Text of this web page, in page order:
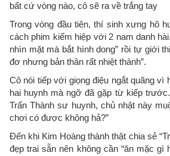
bất cứ vòng nào, cô sẽ ra về trắng tay
Trong vòng đầu tiên, thí sinh xưng hô
cách phim kiếm hiệp với 2 nam danh
nhìn mặt mà bắt hình dong” rồi tự giới
đơ nhưng bản thân rất nhiệt thành”.
Cô nói tiếp với giọng điệu ngắt quãng vì
hai huynh mà ngỡ đã gặp từ kiếp
Trấn Thành sư huynh, chủ nhật này
chơi có được không hả?”
Đến khi Kim Hoàng thành thật chia sẻ
đẹp trai sẵn nên không cần “ăn mặc gì